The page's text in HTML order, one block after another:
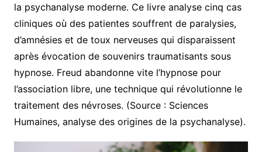
la psychanalyse moderne. Ce livre analyse cinq cas
cliniques où des patientes souffrent de paralysies,
d’amnésies et de toux nerveuses qui disparaissent
après évocation de souvenirs traumatisants sous
hypnose. Freud abandonne vite l’hypnose pour
l’association libre, une technique qui révolutionne le
traitement des névroses. (Source : Sciences
Humaines, analyse des origines de la psychanalyse).